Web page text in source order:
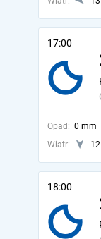
17:00
Opad: 0 mm
Wiatr:
18:00